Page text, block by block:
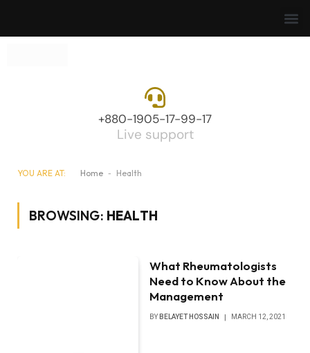
+880-1905-17-99-17
Live support
YOU ARE AT: Home - Health
BROWSING: HEALTH
What Rheumatologists
Need to Know About the
Management
BY BELAYET HOSSAIN MARCH 12, 2021